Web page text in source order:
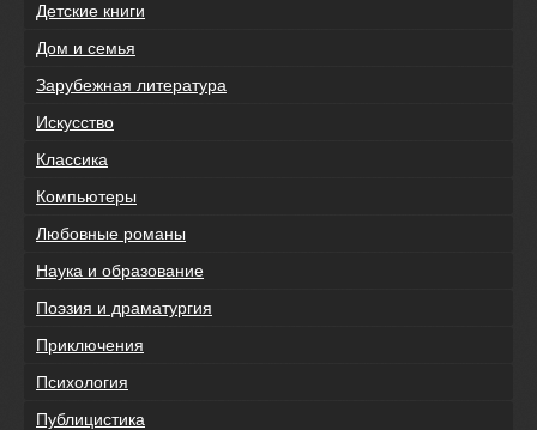
Детские книги
Дом и семья
Зарубежная литература
Искусство
Классика
Компьютеры
Любовные романы
Наука и образование
Поэзия и драматургия
Приключения
Психология
Публицистика